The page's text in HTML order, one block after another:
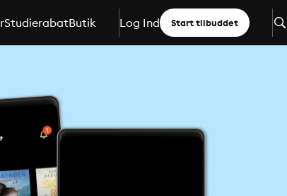
StudierabatButik Log Ind Start tilbuddet